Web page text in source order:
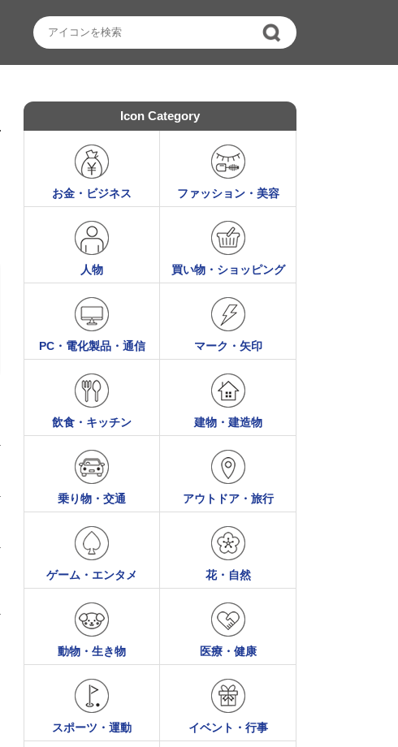
Icon Category
お金・ビジネス ファッション・美容
人物 買い物・ショッピング
PC・電化製品・通信 マーク・矢印
飲食・キッチン 建物・建造物
乗り物・交通 アウトドア・旅行
ゲーム・エンタメ 花・自然
動物・生き物 医療・健康
スポーツ・運動 イベント・行事